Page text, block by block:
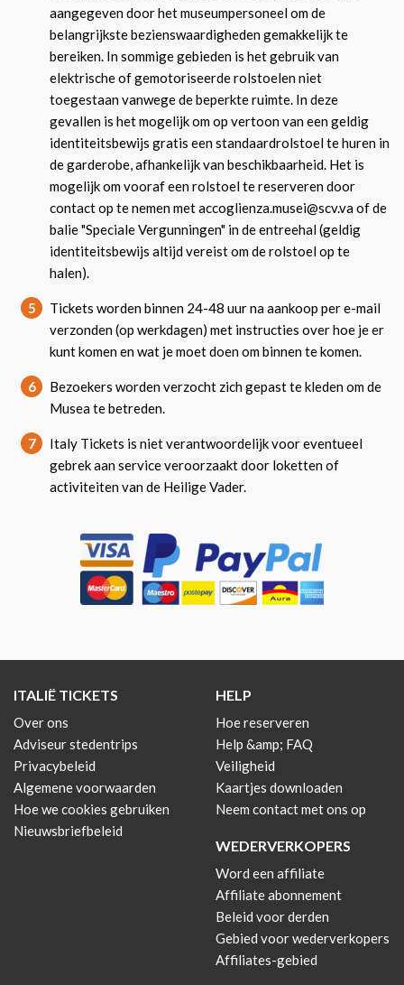
aangegeven door het museumpersoneel om de
belangrijkste bezienswaardigheden gemakkelijk te
bereiken. In sommige gebieden is het gebruik van
elektrische of gemotoriseerde rolstoelen niet
toegestaan vanwege de beperkte ruimte. In deze
gevallen is het mogelijk om op vertoon van een geldig
identiteitsbewijs gratis een standaardrolstoel te huren in
de garderobe, afhankelijk van beschikbaarheid. Het is
mogelijk om vooraf een rolstoel te reserveren door
contact op te nemen met accoglienza.musei@scv.va of de
balie "Speciale Vergunningen" in de entreehal (geldig
identiteitsbewijs altijd vereist om de rolstoel op te
halen).
5
Tickets worden binnen 24-48 uur na aankoop per e-mail
verzonden (op werkdagen) met instructies over hoe je er
kunt komen en wat je moet doen om binnen te komen.
6
Bezoekers worden verzocht zich gepast te kleden om de
Musea te betreden.
7
Italy Tickets is niet verantwoordelijk voor eventueel
gebrek aan service veroorzaakt door loketten of
activiteiten van de Heilige Vader.
ITALIË TICKETS
Over ons
Adviseur stedentrips
Privacybeleid
Algemene voorwaarden
Hoe we cookies gebruiken
Nieuwsbriefbeleid
HELP
Hoe reserveren
Help &amp; FAQ
Veiligheid
Kaartjes downloaden
Neem contact met ons op
WEDERVERKOPERS
Word een affiliate
Affiliate abonnement
Beleid voor derden
Gebied voor wederverkopers
Affiliates-gebied